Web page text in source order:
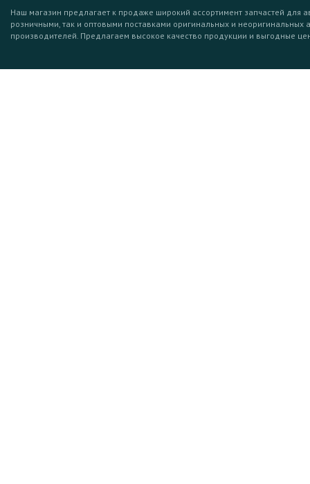
Наш магазин предлагает к продаже широкий ассортимент запчастей для
розничными, так и оптовыми поставками оригинальных и неоригинальных
производителей. Предлагаем высокое качество продукции и выгодные